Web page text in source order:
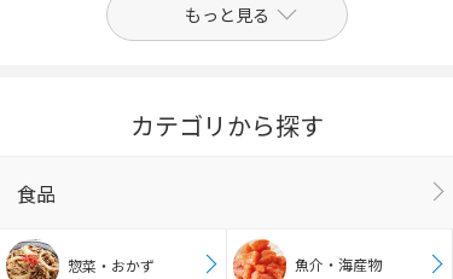
もっと見る
カテゴリから探す
食品
惣菜・おかず 魚介・海産物